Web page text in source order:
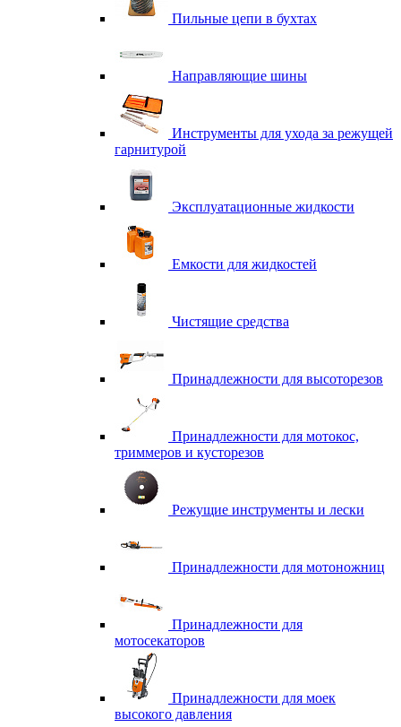
Пильные цепи в бухтах
Направляющие шины
Инструменты для ухода за режущей
гарнитурой
Эксплуатационные жидкости
Емкости для жидкостей
Чистящие средства
Принадлежности для высоторезов
Принадлежности для мотокос,
триммеров и кусторезов
Режущие инструменты и лески
Принадлежности для мотоножниц
Принадлежности для
мотосекаторов
Принадлежности для моек
высокого давления